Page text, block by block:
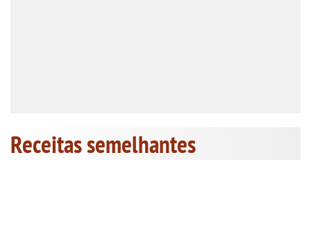
Receitas semelhantes